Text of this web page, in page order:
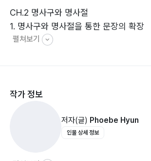
서 명사 기능 / 형용사 기능 / 수동태 / 동
문법 요소들을 체계적으로 정리하고, 각
과적으로 습득할 수 있도록 많은 양의 연
먼저 단문을 정확하게 영작하는 연습을
연습하게 됩니다. 이렇게 해서 어순을 익
의 형태를 다양하게 변형시키는 연습을
CH.2 명사구와 명사절
1. 명사구와 명사절을 통한 문장의 확장
2. 명사구/명사절 주어를 대신하는 가주
1. to부정사
펼쳐보기
작가 정보
저자(글) Phoebe Hyun
인물 상세 정보